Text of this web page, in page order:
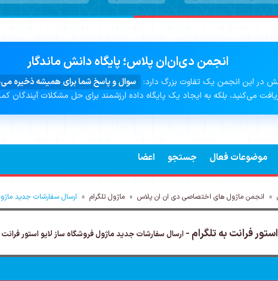
انجمن دی‌ان‌ان پلاس؛ پایگاه دانش ماندگار
در این انجمن یک تفاوت بزرگ دارد: سوال و پاسخ شما برای همیشه ذخیره
می‌کنید، بلکه به ایجاد یک پایگاه داده ارزشمند برای حل مشکلات آیندگان
موضوعات فعال جستجو اعضا
» انجمن ماژول های اختصاصی دی ان ان پلاس » ماژول تلگرام » ارسال سفارشات جدید
فرانت به تلگرام - ارسال سفارشات جدید ماژول فروشگاه ساز لایو استور فرانت